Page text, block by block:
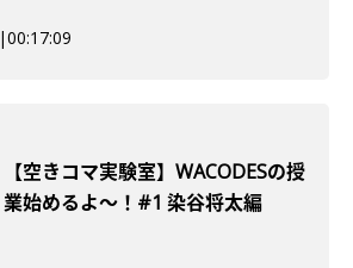
|00:17:09
【空きコマ実験室】WACODESの授
業始めるよ～！#1 染谷将太編